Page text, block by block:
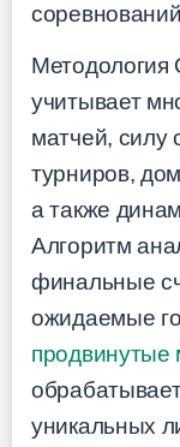
Методология
учитывает
матчей, силу
турниров,
а также
Алгоритм
финальные
ожидаемые
продвинутые
уникальных